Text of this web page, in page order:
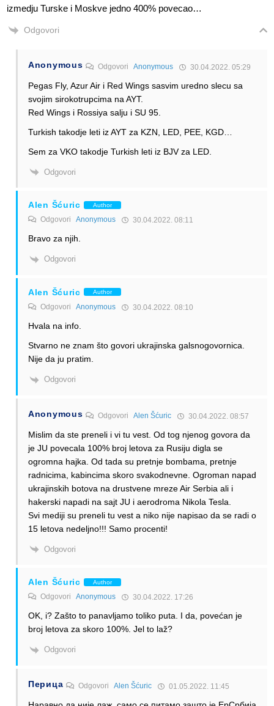
izmedju Turske i Moskve jedno 400% povecao…
Odgovori
Anonymous OdgovoriAnonymous 30.04.2022. 05:29
Pegas Fly, Azur Air i Red Wings sasvim uredno slecu sa
svojim sirokotrupcima na AYT.
Red Wings i Rossiya salju i SU 95.
Turkish takodje leti iz AYT za KZN, LED, PEE, KGD…
Sem za VKO takodje Turkish leti iz BJV za LED.
Odgovori
Alen Šćuric Author
Odgovori Anonymous 30.04.2022. 08:11
Bravo za njih.
Odgovori
Alen Šćuric Author
Odgovori Anonymous 30.04.2022. 08:10
Hvala na info.
Stvarno ne znam što govori ukrajinska galsnogovornica.
Nije da ju pratim.
Odgovori
Anonymous OdgovoriAlen Šćuric 30.04.2022. 08:57
Mislim da ste preneli i vi tu vest. Od tog njenog govora da
je JU povecala 100% broj letova za Rusiju digla se
ogromna hajka. Od tada su pretnje bombama, pretnje
radnicima, kabincima skoro svakodnevne. Ogroman napad
ukrajinskih botova na drustvene mreze Air Serbia ali i
hakerski napadi na sajt JU i aerodroma Nikola Tesla.
Svi mediji su preneli tu vest a niko nije napisao da se radi o
15 letova nedeljno!!! Samo procenti!
Odgovori
Alen Šćuric Author
Odgovori Anonymous 30.04.2022. 17:26
OK, i? Zašto to panavljamo toliko puta. I da, povećan je
broj letova za skoro 100%. Jel to laž?
Odgovori
Перица OdgovoriAlen Šćuric 01.05.2022. 11:45